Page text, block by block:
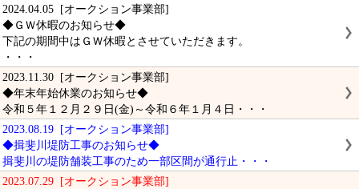
2024.04.05 [オークション事業部]
◆ＧＷ休暇のお知らせ◆
下記の期間中はＧＷ休暇とさせていただきます。
・・・
2023.11.30 [オークション事業部]
◆年末年始休業のお知らせ◆
令和５年１２月２９日(金)～令和６年１月４日・・・
2023.08.19 [オークション事業部]
◆揖斐川堤防工事のお知らせ◆
揖斐川の堤防舗装工事のため一部区間が通行止・・・
2023.07.29 [オークション事業部]